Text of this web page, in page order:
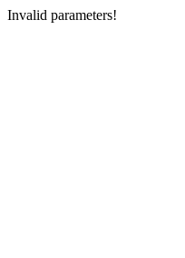
Invalid parameters!